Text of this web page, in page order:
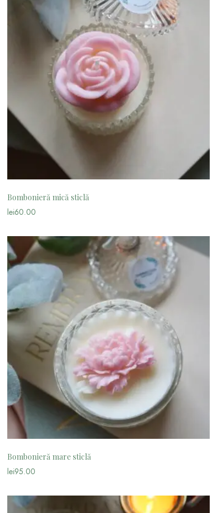
Bombonieră mică sticlă
lei60.00
Bombonieră mare sticlă
lei95.00